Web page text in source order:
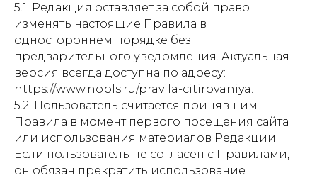
5.1. Редакция оставляет за собой право
изменять настоящие Правила в
одностороннем порядке без
предварительного уведомления. Актуальная
версия всегда доступна по адресу:
https://www.nobls.ru/pravila-citirovaniya.
5.2. Пользователь считается принявшим
Правила в момент первого посещения сайта
или использования материалов Редакции.
Если пользователь не согласен с Правилами,
он обязан прекратить использование